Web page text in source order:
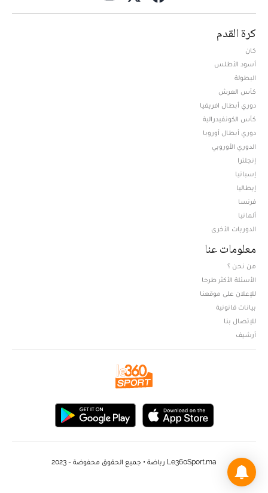
كرة القدم
كان
أسود الأطلس
البطولة
كأس العرش
دوري أبطال افريقيا
كأس الكونفيدرالية
دوري أبطال أوروبا
الدوري الأوروبي
إنجلترا
إسبانيا
إيطاليا
فرنسا
ألمانيا
الدوريات الأخرى
معلومات عنا
من نحن ؟
الأسئلة الأكثر طرحا
للإعلان على موقعنا
بيانات قانونية
للإتصال بنا
أرشيف
Le360Sport.ma رياضة • جميع الحقوق محفوضة - 2023